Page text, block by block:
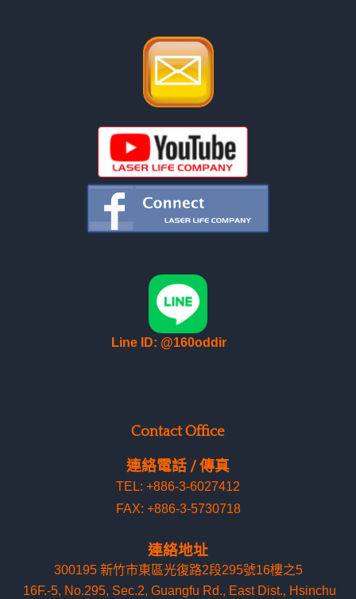
Line ID: @160oddir
Contact Office
連絡電話 / 傳真
TEL: +886-3-6027412
FAX: +886-3-5730718
連絡地址
300195 新竹市東區光復路2段295號16樓之5
16F.-5, No.295, Sec.2, Guangfu Rd., East Dist., Hsinchu